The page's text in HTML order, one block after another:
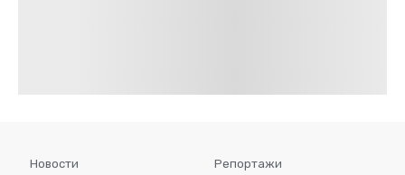
Новости Репортажи